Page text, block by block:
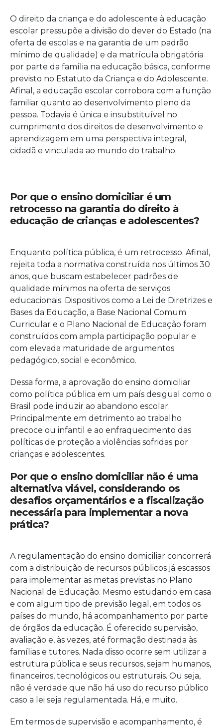
O direito da criança e do adolescente à educação
escolar pressupõe a divisão do dever do Estado (na
oferta de escolas e na garantia de um padrão
mínimo de qualidade) e da matrícula obrigatória
por parte da família na educação básica, conforme
previsto no Estatuto da Criança e do Adolescente.
Afinal, a educação escolar corrobora com a função
familiar quanto ao desenvolvimento pleno da
pessoa. Todavia é única e insubstituível no
cumprimento dos direitos de desenvolvimento e
aprendizagem em uma perspectiva integral,
cidadã e vinculada ao mundo do trabalho.
Por que o ensino domiciliar é um
retrocesso na garantia do direito à
educação de crianças e adolescentes?
Enquanto política pública, é um retrocesso. Afinal,
rejeita toda a normativa construída nos últimos 30
anos, que buscam estabelecer padrões de
qualidade mínimos na oferta de serviços
educacionais. Dispositivos como a Lei de Diretrizes e
Bases da Educação, a Base Nacional Comum
Curricular e o Plano Nacional de Educação foram
construídos com ampla participação popular e
com elevada maturidade de argumentos
pedagógico, social e econômico.
Dessa forma, a aprovação do ensino domiciliar
como política pública em um país desigual como o
Brasil pode induzir ao abandono escolar.
Principalmente em detrimento ao trabalho
precoce ou infantil e ao enfraquecimento das
políticas de proteção a violências sofridas por
crianças e adolescentes.
Por que o ensino domiciliar não é uma
alternativa viável, considerando os
desafios orçamentários e a fiscalização
necessária para implementar a nova
prática?
A regulamentação do ensino domiciliar concorrerá
com a distribuição de recursos públicos já escassos
para implementar as metas previstas no Plano
Nacional de Educação. Mesmo estudando em casa
e com algum tipo de previsão legal, em todos os
países do mundo, há acompanhamento por parte
de órgãos da educação. É oferecido supervisão,
avaliação e, às vezes, até formação destinada às
famílias e tutores. Nada disso ocorre sem utilizar a
estrutura pública e seus recursos, sejam humanos,
financeiros, tecnológicos ou estruturais. Ou seja,
não é verdade que não há uso do recurso público
caso a lei seja regulamentada. Há, e muito.
Em termos de supervisão e acompanhamento, é